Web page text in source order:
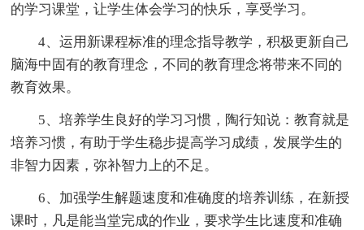
的学习课堂，让学生体会学习的快乐，享受学习。
4、运用新课程标准的理念指导教学，积极更新自己
脑海中固有的教育理念，不同的教育理念将带来不同的
教育效果。
5、培养学生良好的学习习惯，陶行知说：教育就是
培养习惯，有助于学生稳步提高学习成绩，发展学生的
非智力因素，弥补智力上的不足。
6、加强学生解题速度和准确度的培养训练，在新授
课时，凡是能当堂完成的作业，要求学生比速度和准确